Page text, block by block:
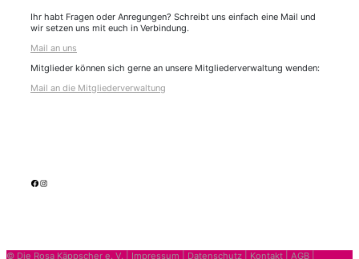
Ihr habt Fragen oder Anregungen? Schreibt uns einfach eine Mail und
wir setzen uns mit euch in Verbindung.
Mail an uns
Mitglieder können sich gerne an unsere Mitgliederverwaltung wenden:
Mail an die Mitgliederverwaltung
facebook
Instagram
© Die Rosa Käppscher e. V. | Impressum Datenschutz Kontakt AGB